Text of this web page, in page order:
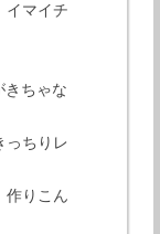
イマイチ
きちゃな
っちりレ
作りこん